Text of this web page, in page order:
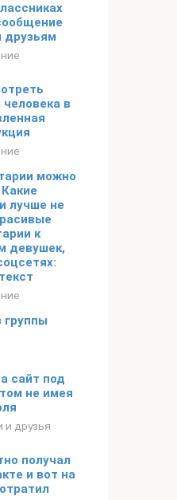
друзьям
в
можно
лучше не
к
девушек,
группы
сайт под
не имея
и друзья
получал
и вот на